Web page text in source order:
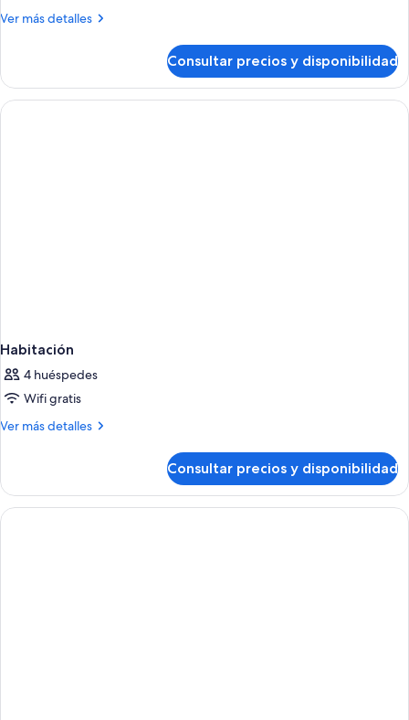
Ver más detalles
Más
Deluxe
Consultar precios y disponibilidad
Habitación
4 huéspedes
Wifi gratis
Ver más detalles
Más
Consultar precios y disponibilidad